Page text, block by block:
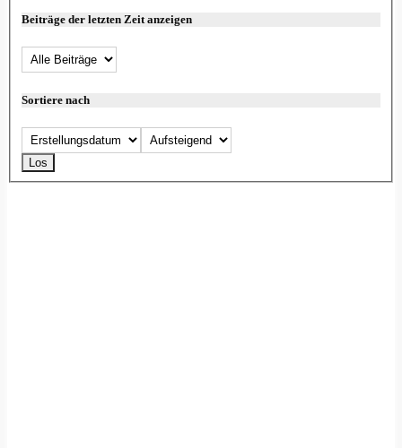
Beiträge der letzten Zeit anzeigen
Sortiere nach